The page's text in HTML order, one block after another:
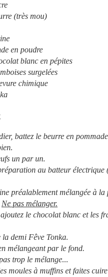
(très mou)
en poudre
blanc en pépites
surgelées
chimique
battez le beurre en
un par un.
au batteur électrique
préalablement mélangée à la
Ne pas mélanger.
le chocolat blanc et les
la demi Fêve Tonka.
mélangeant par le fond.
trop le mélange...
moules à muffins et faites